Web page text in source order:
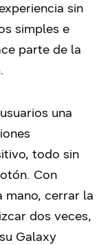
sin
simples e
parte de la
una
todo sin
Con
cerrar la
dos veces,
Galaxy